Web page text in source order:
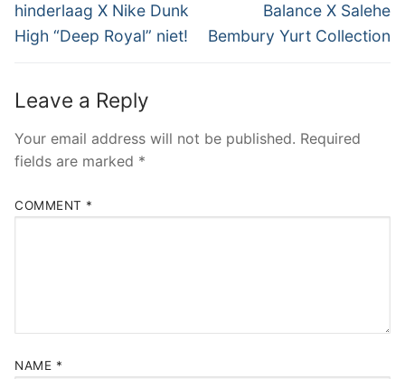
hinderlaag X Nike Dunk
High “Deep Royal” niet!
Balance X Salehe
Bembury Yurt Collection
Leave a Reply
Your email address will not be published. Required
fields are marked *
COMMENT *
NAME *